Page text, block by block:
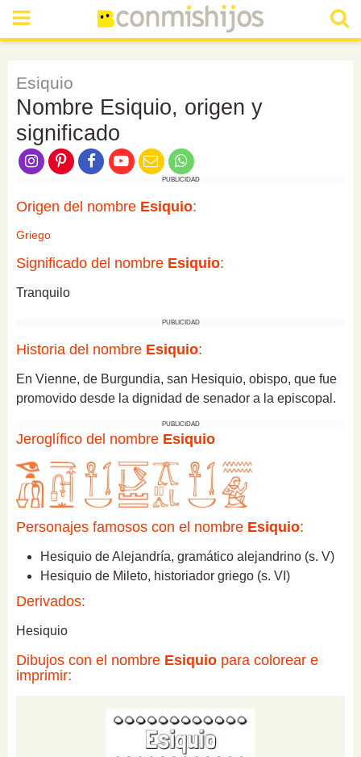
Esiquio
Nombre Esiquio, origen y
significado
PUBLICIDAD
Origen del nombre Esiquio:
Griego
Significado del nombre Esiquio:
Tranquilo
PUBLICIDAD
Historia del nombre Esiquio:
En Vienne, de Burgundia, san Hesiquio, obispo, que fue
promovido desde la dignidad de senador a la episcopal.
PUBLICIDAD
Jeroglífico del nombre Esiquio
Personajes famosos con el nombre Esiquio:
Hesiquio de Alejandría, gramático alejandrino (s. V)
Hesiquio de Mileto, historiador griego (s. VI)
Derivados:
Hesiquio
Dibujos con el nombre Esiquio para colorear e
imprimir: